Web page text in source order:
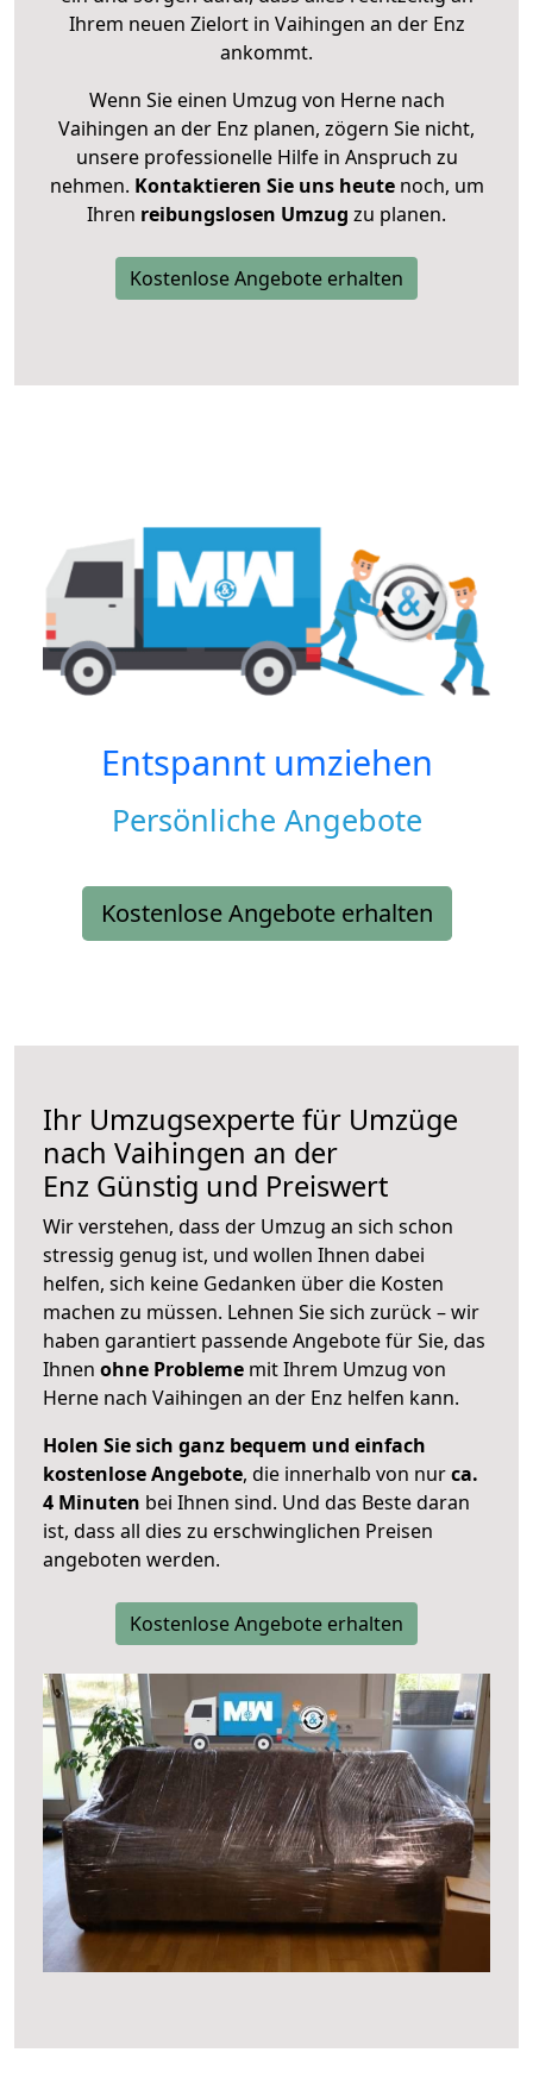
Ihrem neuen Zielort in Vaihingen an der Enz
ankommt.
Wenn Sie einen Umzug von Herne nach
Vaihingen an der Enz planen, zögern Sie nicht,
unsere professionelle Hilfe in Anspruch zu
nehmen. Kontaktieren Sie uns heutenoch, um
Ihren reibungslosen Umzug zu planen.
Kostenlose Angebote erhalten
Entspannt umziehen
Persönliche Angebote
Kostenlose Angebote erhalten
Ihr Umzugsexperte für Umzüge
nach Vaihingen an der
Enz Günstig und Preiswert
Wir verstehen, dass der Umzug an sich schon
stressig genug ist, und wollen Ihnen dabei
helfen, sich keine Gedanken über die Kosten
machen zu müssen. Lehnen Sie sich zurück – wir
haben garantiert passende Angebote für Sie, das
Ihnen ohne Probleme mit Ihrem Umzug von
Herne nach Vaihingen an der Enz helfen kann.
Holen Sie sich ganz bequem und einfach
kostenlose Angebote, die innerhalb von nurca.
4 Minuten bei Ihnen sind. Und das Beste daran
ist, dass all dies zu erschwinglichen Preisen
angeboten werden.
Kostenlose Angebote erhalten